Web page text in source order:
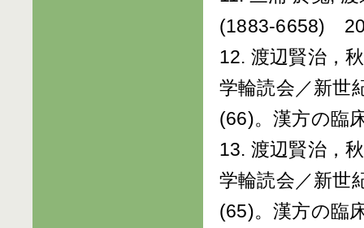
(1883-6658)
12. 渡辺賢治，
学輪読会／新世
(66)。漢方の臨
13. 渡辺賢治，
学輪読会／新世
(65)。漢方の臨